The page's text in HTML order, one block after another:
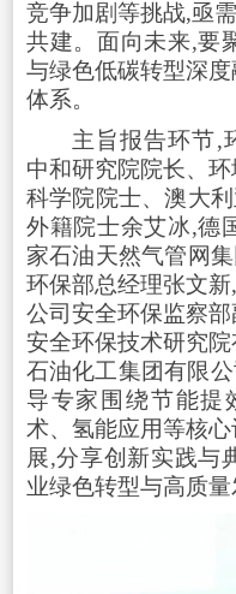
竞争加剧等挑战,亟
共建。面向未来,要
与绿色低碳转型深
体系。
主旨报告环节,
中和研究院院长、
科学院院士、澳大
外籍院士余艾冰,德
家石油天然气管网
环保部总经理张文
公司安全环保监察
安全环保技术研究
石油化工集团有限
导专家围绕节能提
术、氢能应用等核
展,分享创新实践与
业绿色转型与高质量